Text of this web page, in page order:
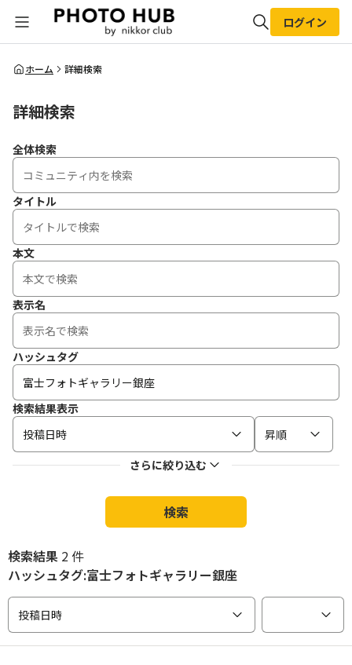
全体検索
ログイン
ホーム 詳細検索
詳細検索
全体検索
タイトル
本文
表示名
ハッシュタグ
検索結果表示
投稿日時
昇順
さらに絞り込む
検索
検索結果 2 件
ハッシュタグ:富士フォトギャラリー銀座
投稿日時